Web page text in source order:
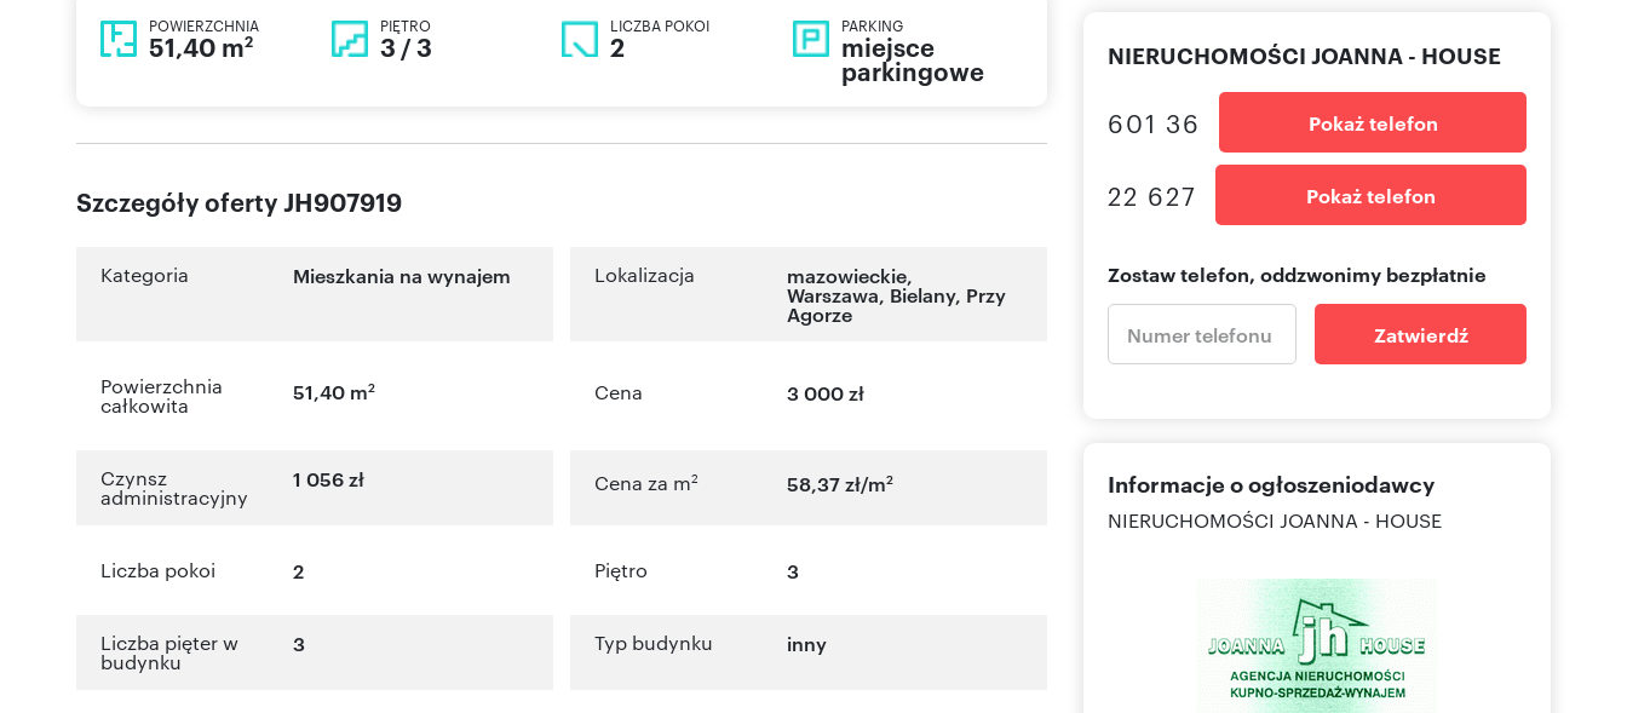
POWIERZCHNIA
51,40 m2
PIĘTRO
3 / 3
LICZBA POKOI
2
PARKING
miejsce
parkingowe
Szczegóły oferty JH907919
Kategoria Mieszkania na wynajem Lokalizacja mazowieckie,
Warszawa, Bielany, Przy
Agorze
Powierzchnia
całkowita
51,40 m2 Cena 3 000 zł
Czynsz
administracyjny
1 056 zł Cena za m2 58,37 zł/m2
Liczba pokoi 2 Piętro 3
Liczba pięter w
budynku
3 Typ budynku inny
NIERUCHOMOŚCI JOANNA - HOUSE
601 36 Pokaż telefon
22 627 Pokaż telefon
Zostaw telefon, oddzwonimy bezpłatnie
Zatwierdź
Informacje o ogłoszeniodawcy
NIERUCHOMOŚCI JOANNA - HOUSE